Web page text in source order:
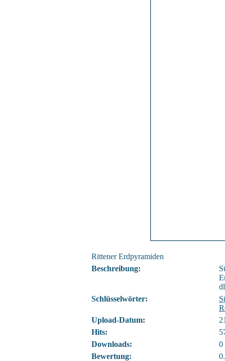
Rittener Erdpyramiden
Beschreibung:
Schlüsselwörter:
Upload-Datum:
Hits:
Downloads:
0
Bewertung: